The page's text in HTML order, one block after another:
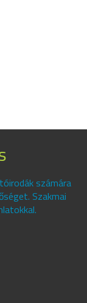
számára
Szakmai